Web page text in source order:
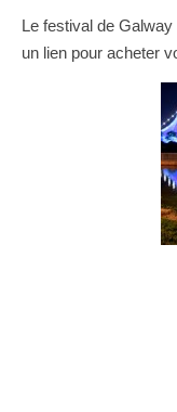
Le festival de
un lien pour acheter